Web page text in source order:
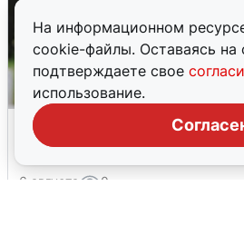
На информационном
cookie-файлы. Оставаясь на
подтверждаете свое
использование.
Волгоградцы остались
мобильного интернета
6 августа 0